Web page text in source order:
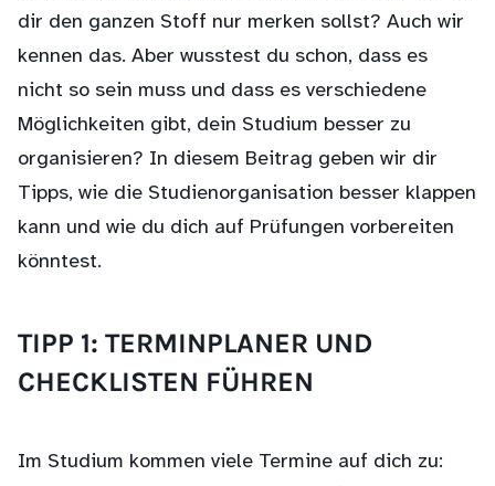
dir den ganzen Stoff nur merken sollst? Auch wir
kennen das. Aber wusstest du schon, dass es
nicht so sein muss und dass es verschiedene
Möglichkeiten gibt, dein Studium besser zu
organisieren? In diesem Beitrag geben wir dir
Tipps, wie die Studienorganisation besser klappen
kann und wie du dich auf Prüfungen vorbereiten
könntest.
TIPP 1: TERMINPLANER UND
CHECKLISTEN FÜHREN
Im Studium kommen viele Termine auf dich zu: